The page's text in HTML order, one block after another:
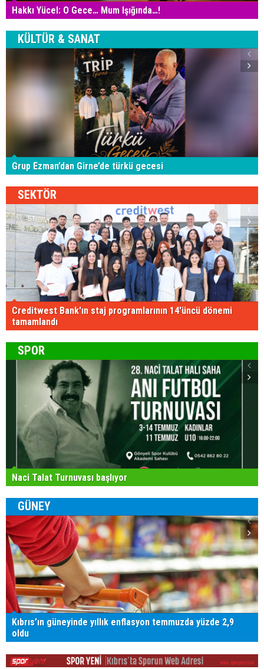
Hakkı Yücel: O Gece… Mum Işığında…!
KÜLTÜR & SANAT
Grup Ezman’dan Girne’de türkü gecesi
SEKTÖR
Creditwest Bank'ın staj programlarının 14'üncü dönemi
tamamlandı
SPOR
Naci Talat Turnuvası başlıyor
GÜNEY
Kıbrıs’ın güneyinde yıllık enflasyon temmuzda yüzde 2,9
oldu